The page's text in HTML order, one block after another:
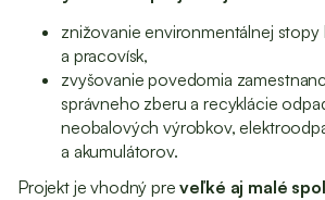
znižovanie environmentálnej stopy
a pracovísk,
zvyšovanie povedomia
správneho zberu a recyklácie
neobalových výrobkov,
a akumulátorov.
Projekt je vhodný preveľké aj malé